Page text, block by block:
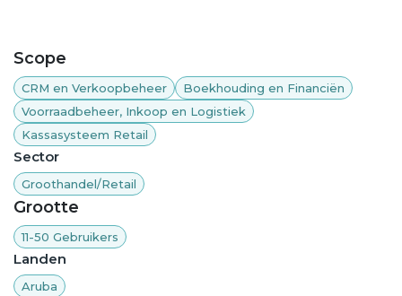
Scope
CRM en Verkoopbeheer
Boekhouding en Financiën
Voorraadbeheer, Inkoop en Logistiek
Kassasysteem Retail
Sector
Groothandel/Retail
Grootte
11-50 Gebruikers
Landen
Aruba